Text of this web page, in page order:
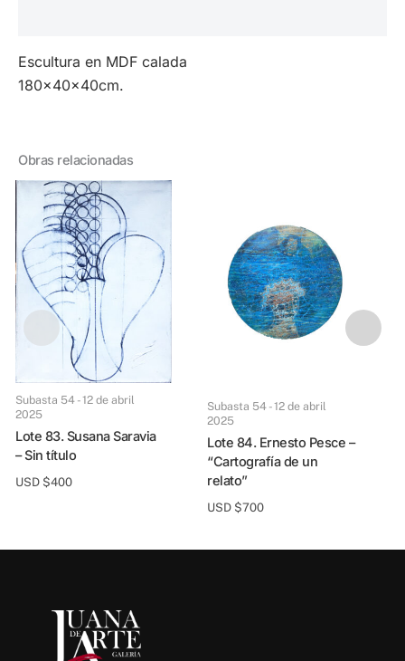
Escultura en MDF calada
180x40x40cm.
Obras relacionadas
Subasta 54 - 12 de abril
2025
Lote 83. Susana Saravia
– Sin título
USD $400
Subasta 54 - 12 de abril
2025
Lote 84. Ernesto Pesce –
“Cartografía de un
relato”
USD $700